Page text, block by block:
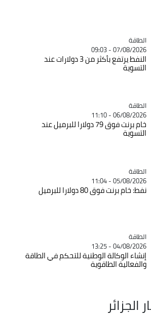
Catégorie
الطاقة
07/08/2026 - 09:03
النفط يرتفع بأكثر من 3 دولارات عند
التسوية
Catégorie
الطاقة
06/08/2026 - 11:10
خام برنت فوق 79 دولارا للبرميل عند
التسوية
Catégorie
الطاقة
05/08/2026 - 11:04
نفط: خام برنت فوق 80 دولارا للبرميل
Catégorie
الطاقة
04/08/2026 - 13:25
إنشاء الوكالة الوطنية للتحكم في الطاقة
والفعالية الطاقوية